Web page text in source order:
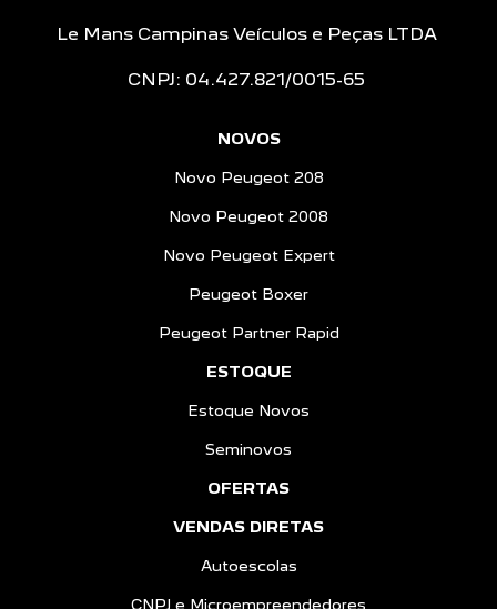
Le Mans Campinas Veículos e Peças LTDA
CNPJ: 04.427.821/0015-65
NOVOS
Novo Peugeot 208
Novo Peugeot 2008
Novo Peugeot Expert
Peugeot Boxer
Peugeot Partner Rapid
ESTOQUE
Estoque Novos
Seminovos
OFERTAS
VENDAS DIRETAS
Autoescolas
CNPJ e Microempreendedores